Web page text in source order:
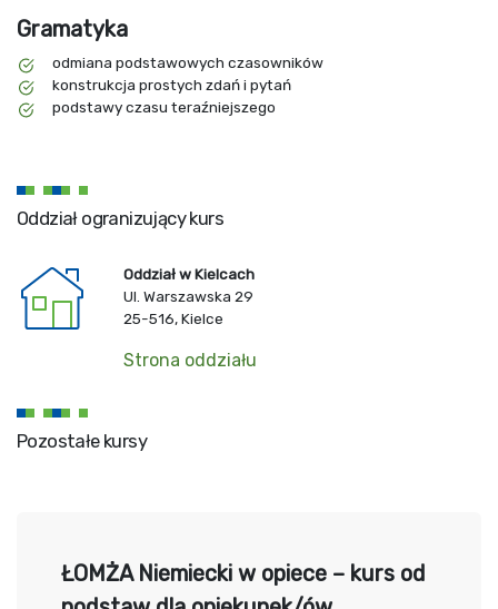
Gramatyka
odmiana podstawowych czasowników
konstrukcja prostych zdań i pytań
podstawy czasu teraźniejszego
Oddział ogranizujący kurs
Oddział w Kielcach
Ul. Warszawska 29
25-516, Kielce
Strona oddziału
Pozostałe kursy
ŁOMŻA Niemiecki w opiece – kurs od